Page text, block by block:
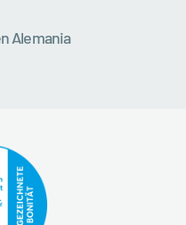
Alemania